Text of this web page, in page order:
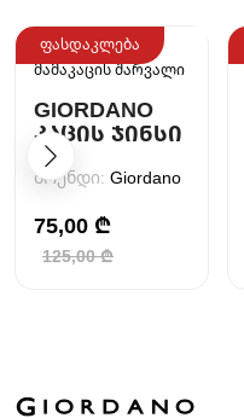
ფასდაკლება
მამაკაცის შარვალი
GIORDANO
ᲙᲐᲪᲘᲡ ᲯᲘᲜᲡᲘ
ბრენდი: Giordano
75,00 ₾
125,00 ₾